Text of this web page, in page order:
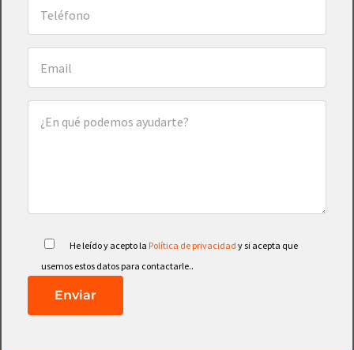
He leído y acepto la Política de privacidady si acepta que
usemos estos datos para contactarle..